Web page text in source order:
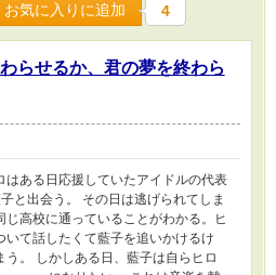
お気に入りに追加 4
らせるか、君の夢を終わら
はある日応援していたアイドルの代表
と出会う。 その日は逃げられてしま
じ高校に通っていることがわかる。ヒ
いて話したくて藍子を追いかけるけ
う。 しかしある日、藍子は自らヒロ